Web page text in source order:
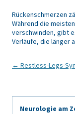
Rückenschmerzen
Während die
verschwinden, gibt
Verläufe, die länger
Artikel-Navigation
← Restless-Legs-
Neurologie am